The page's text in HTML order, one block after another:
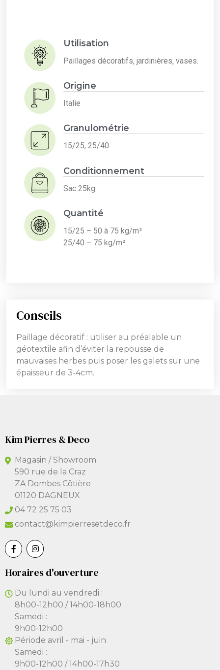
Utilisation
Paillages décoratifs, jardinières, vases.
Origine
Italie
Granulométrie
15/25, 25/40
Conditionnement
Sac 25kg
Quantité
15/25 – 50 à 75 kg/m²
25/40 – 75 kg/m²
Conseils
Paillage décoratif : utiliser au préalable un
géotextile afin d’éviter la repousse de
mauvaises herbes puis poser les galets sur une
épaisseur de 3-4cm.
Kim Pierres & Deco
Magasin / Showroom
590 rue de la Craz
ZA Dombes Côtière
01120 DAGNEUX
04 72 25 75 03
contact@kimpierresetdeco.fr
Horaires d'ouverture
Du lundi au vendredi :
8h00-12h00 / 14h00-18h00
Samedi :
9h00-12h00
Période avril - mai - juin
Samedi :
9h00-12h00 / 14h00-17h30